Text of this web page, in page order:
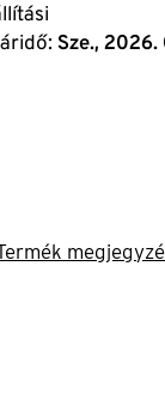
Sze., 2026.